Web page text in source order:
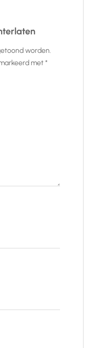
worden.
met*